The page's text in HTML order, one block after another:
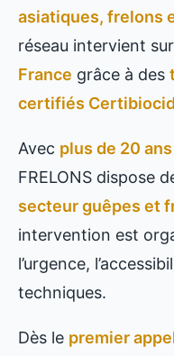
asiatiques, frelons
réseau intervient sur
France grâce à des
certifiés
Avec plus de 20
FRELONS dispose
secteur guêpes et
intervention est
l’urgence,
techniques.
Dès le premier